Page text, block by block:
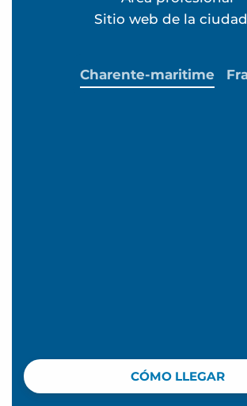
Sitio web de la ciudad
CÓMO LLEGAR
Charente-maritime